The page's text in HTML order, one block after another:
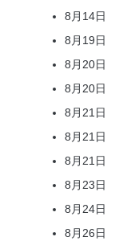
8月14日
8月19日
8月20日
8月20日
8月21日
8月21日
8月21日
8月23日
8月24日
8月26日